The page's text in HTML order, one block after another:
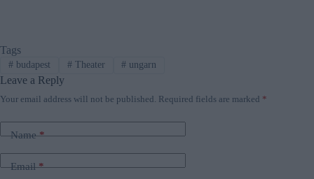
Tags
#budapest #Theater # ungarn
Leave a Reply
Your email address will not be published. Required fields are marked *
Name*
Email*